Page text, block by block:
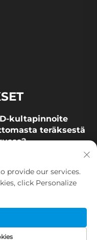
kultapinnoite
teräksestä
provide our services.
click Personalize